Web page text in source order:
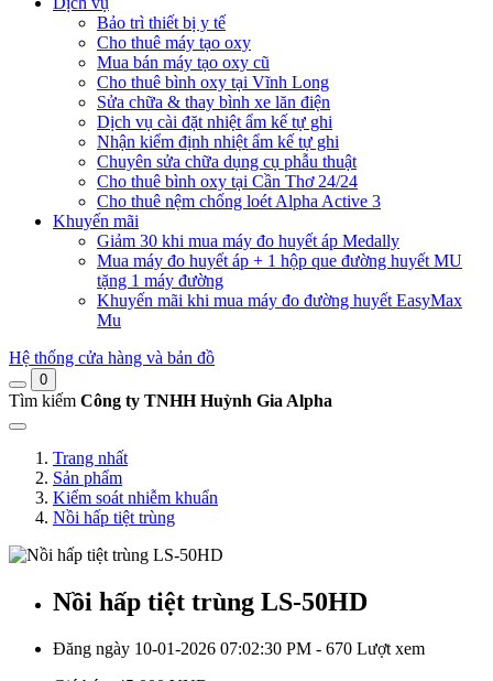
Bảo trì thiết bị y tế
Cho thuê máy tạo oxy
Mua bán máy tạo oxy cũ
Cho thuê bình oxy tại Vĩnh Long
Sửa chữa & thay bình xe lăn điện
Dịch vụ cài đặt nhiệt ẩm kế tự ghi
Nhận kiểm định nhiệt ẩm kế tự ghi
Chuyên sửa chữa dụng cụ phẫu thuật
Cho thuê bình oxy tại Cần Thơ 24/24
Cho thuê nệm chống loét Alpha Active 3
Khuyến mãi
Giảm 30 khi mua máy đo huyết áp Medally
Mua máy đo huyết áp + 1 hộp que đường huyết MU
tặng 1 máy đường
Khuyến mãi khi mua máy đo đường huyết EasyMax
Mu
Hệ thống cửa hàng và bản đồ
0
Tìm kiếm Công ty TNHH Huỳnh Gia Alpha
Trang nhất
Sản phẩm
Kiểm soát nhiễm khuẩn
Nồi hấp tiệt trùng
Nồi hấp tiệt trùng LS-50HD
Đăng ngày 10-01-2026 07:02:30 PM - 670 Lượt xem